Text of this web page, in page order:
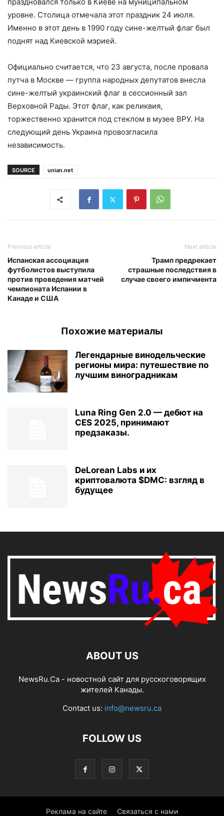
уровне. Столица отмечала этот праздник 24 июля.
Именно в этот день в 1990 году сине-желтый флаг был
поднят над Киевской мэрией.
Официально считается, что 23 августа, после провала
путча в Москве — группа народных депутатов внесла
сине-желтый украинский флаг в сессионный зал
Верховной Рады. Этот флаг, как реликвия,
торжественно хранится под стеклом в музее ВРУ. На
следующий день Украина провозгласила
независимость.
SOURCE unian.net
Previous article
Испанская ассоциация
футболистов выступила
против проведения матчей
чемпионата Испании в
Канаде и США
Next article
Трамп предрекает
страшные последствия в
случае своего импичмента
Похожие материалы
Легендарные винодельческие
регионы мира: путешествие по
лучшим виноградникам
Luna Ring Gen 2.0 — дебют на
CES 2025, принимают
предзаказы.
DeLorean Labs и их
криптовалюта $DMC: взгляд в
будущее
ABOUT US
NewsRu.Ca - новостной сайт для русскоговорящих
жителей Канады.
Contact us: info@newsru.ca
FOLLOW US
Реклама на сайте Связаться с нами